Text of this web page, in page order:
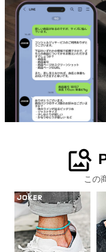
image_search
この